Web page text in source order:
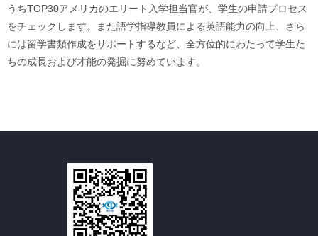
うちTOP30アメリカのエリート入学担当官が、学生の申請プロセス
をチェックします。また語学指導教員による英語能力の向上、さら
には留学書類作成をサポートするなど、全方位的にわたって学生た
ちの成長および才能の発掘に努めています。